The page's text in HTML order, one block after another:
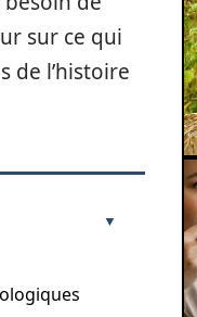
sur ce qui
de l’histoire